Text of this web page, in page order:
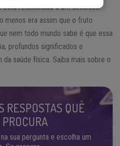
relacionado a um delicioso
menos era assim que o fruto
nem todo mundo sabe é que essa
profundos significados e
saúde física. Saiba mais sobre o
RESPOSTAS QUE
sua pergunta e escolha um